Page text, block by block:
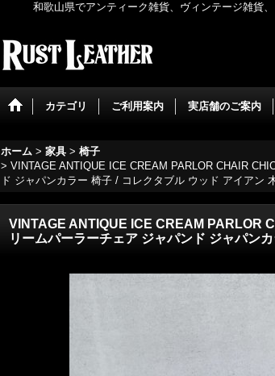
和歌山県でアンティーク雑貨、ヴィンテージ雑貨
カテゴリ ご利用案内 実店舗のご案内
ホーム > 家具 > 椅子
> VINTAGE ANTIQUE ICE CREAM PARLOR CHAIR
ド ジャパンカラー 椅子 / コレクタブル ウッド アイアン
VINTAGE ANTIQUE ICE CREAM PARLOR
リームパーラーチェア ジャパンド ジャパン